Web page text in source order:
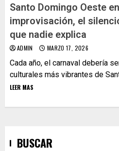
Santo Domingo Oeste
improvisación, el
que nadie explica
ADMIN MARZO 17, 2026
Cada año, el carnaval debería
culturales más vibrantes de
LEER MAS
BUSCAR